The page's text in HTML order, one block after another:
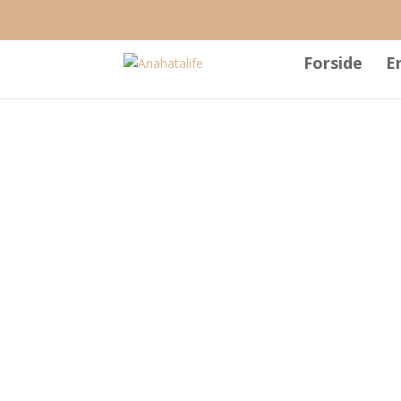
Forside